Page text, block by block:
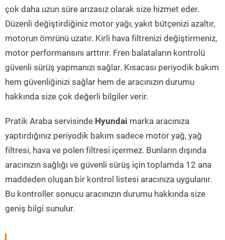
çok daha uzun süre arızasız olarak size hizmet eder.
Düzenli değiştirdiğiniz motor yağı, yakıt bütçenizi azaltır,
motorun ömrünü uzatır. Kirli hava filtrenizi değiştirmeniz,
motor performansını arttırır. Fren balataların kontrolü
güvenli sürüş yapmanızı sağlar. Kısacası periyodik bakım
hem güvenliğinizi sağlar hem de aracınızın durumu
hakkında size çok değerli bilgiler verir.
Pratik Araba servisinde Hyundai marka aracınıza
yaptırdığınız periyodik bakım sadece motor yağ, yağ
filtresi, hava ve polen filtresi içermez. Bunların dışında
aracınızın sağlığı ve güvenli sürüş için toplamda 12 ana
maddeden oluşan bir kontrol listesi aracınıza uygulanır.
Bu kontroller sonucu aracınızın durumu hakkında size
geniş bilgi sunulur.